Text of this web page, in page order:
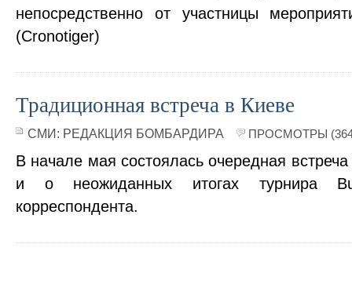
непосредственно от участницы
(Cronotiger)
Традиционная встреча в Киеве
СМИ: РЕДАКЦИЯ БОМБАРДИРА ПРОСМОТРЫ
В начале мая состоялась очередная
и о неожиданных итогах турнира
корреспондента.